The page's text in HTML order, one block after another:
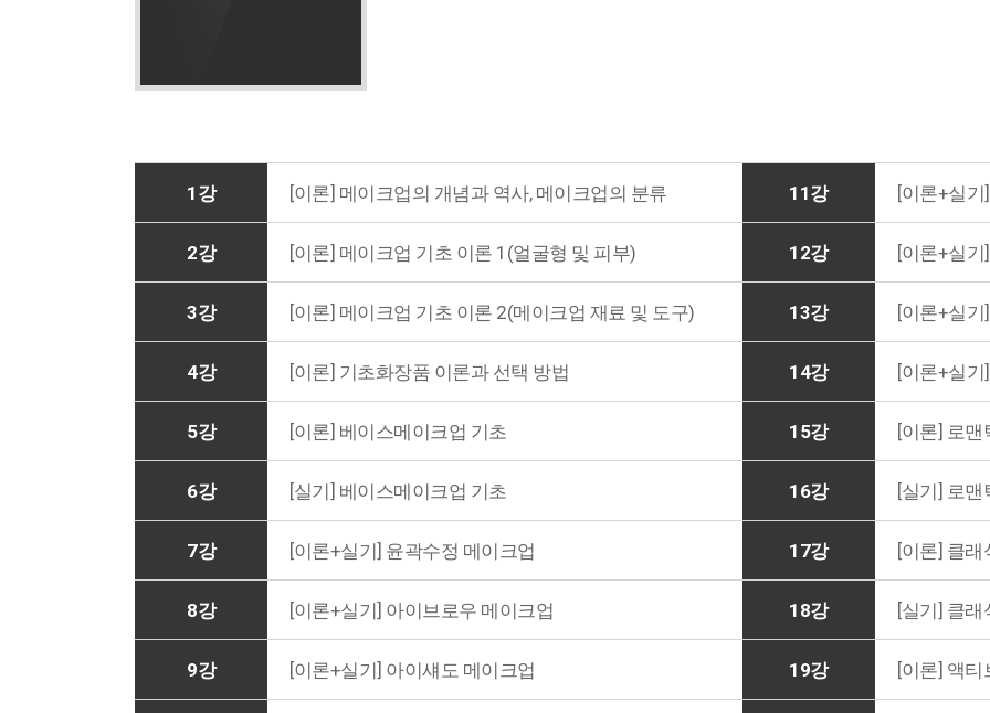
1강 [이론] 메이크업의 개념과 역사, 메이크업의 분류 11강 [이론+실
2강 [이론] 메이크업 기초 이론 1(얼굴형 및 피부) 12강 [이론+실
3강 [이론] 메이크업 기초 이론 2(메이크업 재료 및 도구) 13강 [이론+실
4강 [이론] 기초화장품 이론과 선택 방법 14강 [이론+실
5강 [이론] 베이스메이크업 기초 15강 [이론] 로
6강 [실기] 베이스메이크업 기초 16강 [실기] 로
7강 [이론+실기] 윤곽수정 메이크업 17강 [이론] 클
8강 [이론+실기] 아이브로우 메이크업 18강 [실기] 클
9강 [이론+실기] 아이섀도 메이크업 19강 [이론] 액